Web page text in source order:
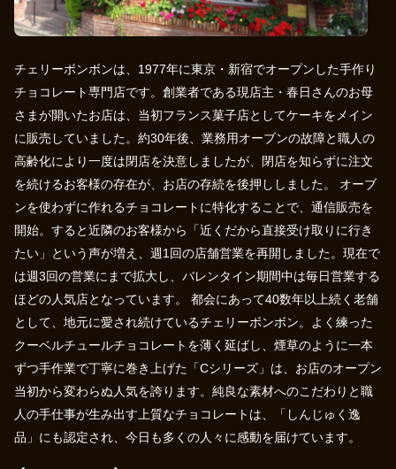
チェリーボンボンは、1977年に東京・新宿でオープンした手作り
チョコレート専門店です。創業者である現店主・春日さんのお母
さまが開いたお店は、当初フランス菓子店としてケーキをメイン
に販売していました。約30年後、業務用オーブンの故障と職人の
高齢化により一度は閉店を決意しましたが、閉店を知らずに注文
を続けるお客様の存在が、お店の存続を後押ししました。 オーブ
ンを使わずに作れるチョコレートに特化することで、通信販売を
開始。すると近隣のお客様から「近くだから直接受け取りに行き
たい」という声が増え、週1回の店舗営業を再開しました。現在で
は週3回の営業にまで拡大し、バレンタイン期間中は毎日営業する
ほどの人気店となっています。 都会にあって40数年以上続く老舗
として、地元に愛され続けているチェリーボンボン。よく練った
クーベルチュールチョコレートを薄く延ばし、煙草のように一本
ずつ手作業で丁寧に巻き上げた「Cシリーズ」は、お店のオープン
当初から変わらぬ人気を誇ります。純良な素材へのこだわりと職
人の手仕事が生み出す上質なチョコレートは、「しんじゅく逸
品」にも認定され、今日も多くの人々に感動を届けています。